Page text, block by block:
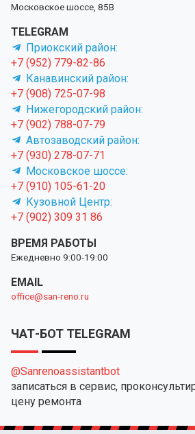
Московское шоссе, 85В
TELEGRAM
Приокский район:
+7 (952) 779-82-86
Канавинский район:
+7 (908) 725-07-98
Нижегородский район:
+7 (902) 788-07-79
Автозаводский район:
+7 (930) 278-07-71
Московское шоссе:
+7 (910) 105-61-20
Кузовной Центр:
+7 (902) 309 31 86
ВРЕМЯ РАБОТЫ
Ежедневно 9:00-19:00
EMAIL
office@san-reno.ru
ЧАТ-БОТ TELEGRAM
@Sanrenoassistantbot
записаться в сервис,
цену ремонта